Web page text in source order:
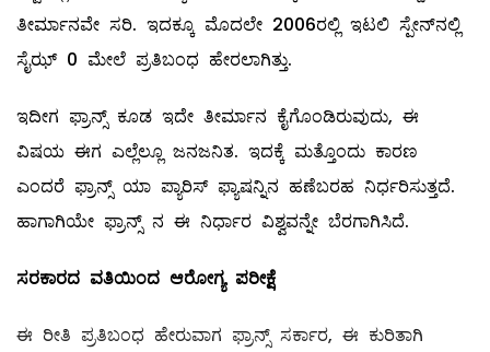
ತೀರ್ಮಾನವೇ ಸರಿ. ಇದಕ್ಕೂ ಮೊದಲೇ 2006ರಲ್ಲಿ ಇಟಲಿ ಸ್ಪೇನ್‌ನಲ್ಲಿ
ಸೈಝ್ 0 ಮೇಲೆ ಪ್ರತಿಬಂಧ ಹೇರಲಾಗಿತ್ತು.
ಇದೀಗ ಫ್ರಾನ್ಸ್ ಕೂಡ ಇದೇ ತೀರ್ಮಾನ ಕೈಗೊಂಡಿರುವುದು, ಈ
ವಿಷಯ ಈಗ ಎಲ್ಲೆಲ್ಲೂ ಜನಜನಿತ. ಇದಕ್ಕೆ ಮತ್ತೊಂದು ಕಾರಣ
ಎಂದರೆ ಫ್ರಾನ್ಸ್ ಯಾ ಪ್ಯಾರಿಸ್‌ ಫ್ಯಾಷನ್ನಿನ ಹಣೆಬರಹ ನಿರ್ಧರಿಸುತ್ತದೆ.
ಹಾಗಾಗಿಯೇ ಫ್ರಾನ್ಸ್ ನ ಈ ನಿರ್ಧಾರ ವಿಶ್ವವನ್ನೇ ಬೆರಗಾಗಿಸಿದೆ.
ಸರಕಾರದ ವತಿಯಿಂದ ಆರೋಗ್ಯ ಪರೀಕ್ಷೆ
ಈ ರೀತಿ ಪ್ರತಿಬಂಧ ಹೇರುವಾಗ ಫ್ರಾನ್ಸ್ ಸರ್ಕಾರ, ಈ ಕುರಿತಾಗಿ